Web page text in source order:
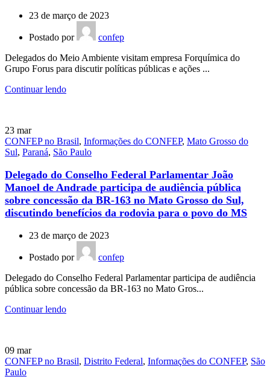
23 de março de 2023
Postado por
confep
Delegados do Meio Ambiente visitam empresa Forquímica do
Grupo Forus para discutir políticas públicas e ações ...
Continuar lendo
23 mar
CONFEP no Brasil, Informações do CONFEP, Mato Grosso do
Sul, Paraná, São Paulo
Delegado do Conselho Federal Parlamentar João
Manoel de Andrade participa de audiência pública
sobre concessão da BR-163 no Mato Grosso do Sul,
discutindo benefícios da rodovia para o povo do MS
23 de março de 2023
Postado por
confep
Delegado do Conselho Federal Parlamentar participa de audiência
pública sobre concessão da BR-163 no Mato Gros...
Continuar lendo
09 mar
CONFEP no Brasil, Distrito Federal, Informações do CONFEP, São
Paulo